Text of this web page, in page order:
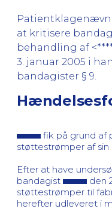
at kritisere
behandling af
3. januar 2005 i
bandagister § 9.
fik på grund af
støttestrømper af
Efter at have
bandagist
den
støttestrømper til
herefter udleveret i